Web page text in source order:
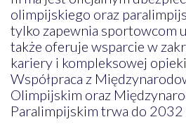
olimpijskiego oraz
tylko zapewnia sportowcom
także oferuje wsparcie w
kariery i kompleksowej
Współpraca z
Olimpijskim oraz
Paralimpijskim trwa do 2032